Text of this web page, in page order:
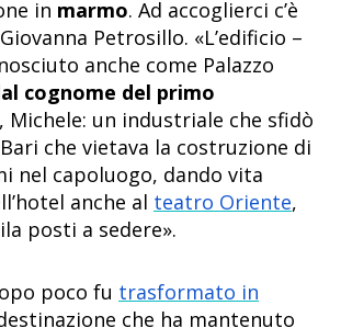
in marmo. Ad accoglierci c’è
Petrosillo. «L’edificio –
anche come Palazzo
cognome del primo
, Michele: un industriale che sfidò
che vietava la costruzione di
nel capoluogo, dando vita
anche al teatro Oriente,
posti a sedere».
poco fu trasformato in
che ha mantenuto